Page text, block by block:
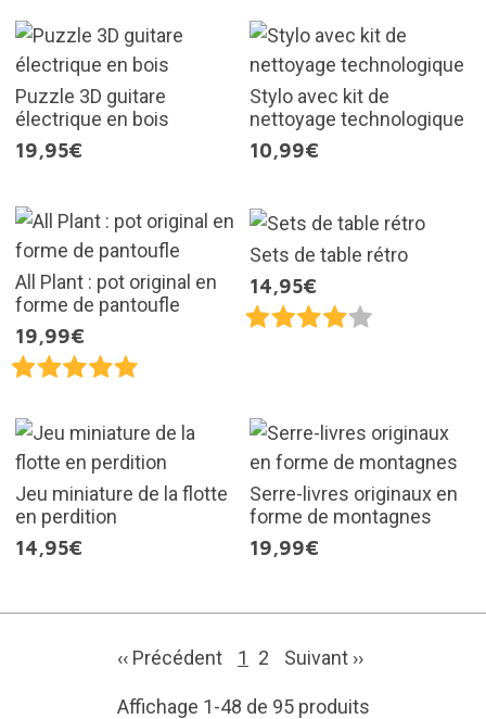
Puzzle 3D guitare
électrique en bois
19,95€
Stylo avec kit de
nettoyage technologique
10,99€
All Plant : pot original en
forme de pantoufle
19,99€
Sets de table rétro
14,95€
Jeu miniature de la flotte
en perdition
14,95€
Serre-livres originaux en
forme de montagnes
19,99€
‹‹ Précédent 1 2 Suivant ››
Affichage 1-48 de 95 produits